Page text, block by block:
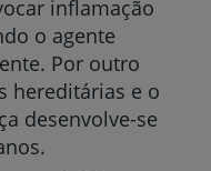
inflamação
o agente
Por outro
hereditárias e o
desenvolve-se